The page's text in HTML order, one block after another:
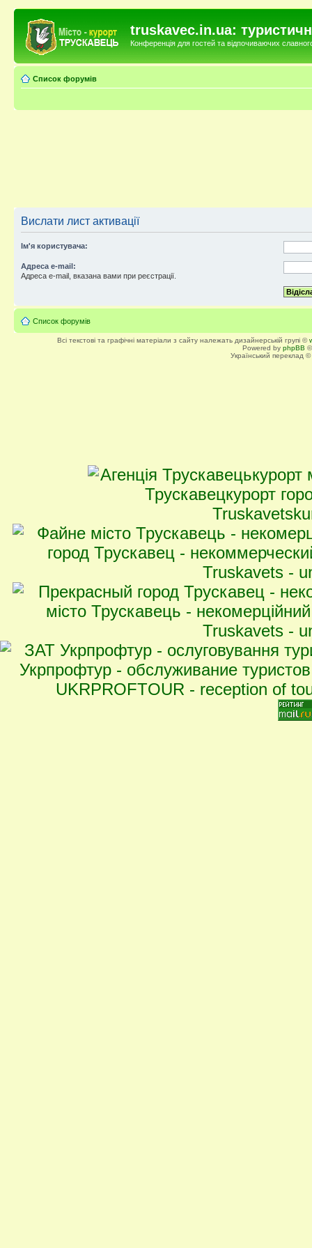
truskavec.in.ua:
Конференція для гостей та відпочиваючих
Список форумів
Вислати лист активації
Ім'я користувача:
Адреса e-mail:
Адреса e-mail, вказана вами при реєстрації.
Список форумів
Всі текстові та графічні матеріали з сайту належать дизайнерській групі ©
Powered by phpBB
Український переклад